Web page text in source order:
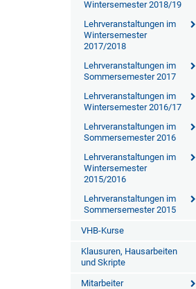
Wintersemester 2018/19
Lehrveranstaltungen im
Wintersemester
2017/2018
Lehrveranstaltungen im
Sommersemester 2017
Lehrveranstaltungen im
Wintersemester 2016/17
Lehrveranstaltungen im
Sommersemester 2016
Lehrveranstaltungen im
Wintersemester
2015/2016
Lehrveranstaltungen im
Sommersemester 2015
VHB-Kurse
Klausuren, Hausarbeiten
und Skripte
Mitarbeiter